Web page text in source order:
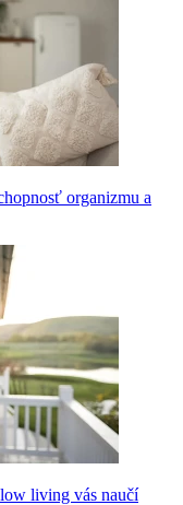
organizmu a
living vás naučí